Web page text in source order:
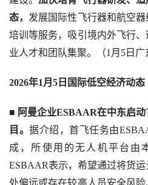
态， 发展国际性飞行器和航空
培训等服务，吸引境内外飞行
业人才和团队集聚。（1月5日广
2026年1月5日国际低空经济动态
■ 阿曼企业ESBAAR在中东启
目。 据介绍，首飞任务由
成，所使用的无人机平台由
ESBAAR表示，希望通过将货